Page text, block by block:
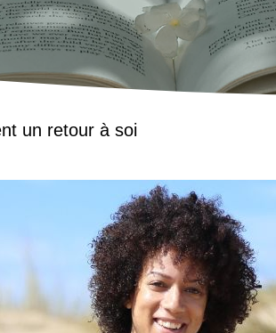
un retour à soi